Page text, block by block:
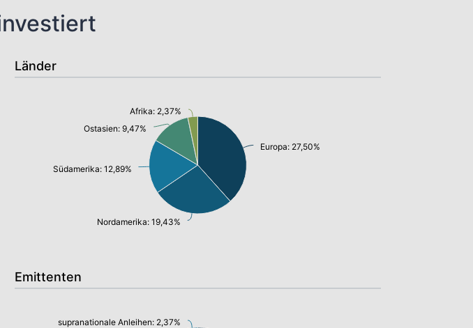
Länder
Europa: 27,50%
Nordamerika: 19,43%
Südamerika: 12,89%
Ostasien: 9,47%
Afrika: 2,37%
Emittenten
supranationale Anleihen: 2,37%